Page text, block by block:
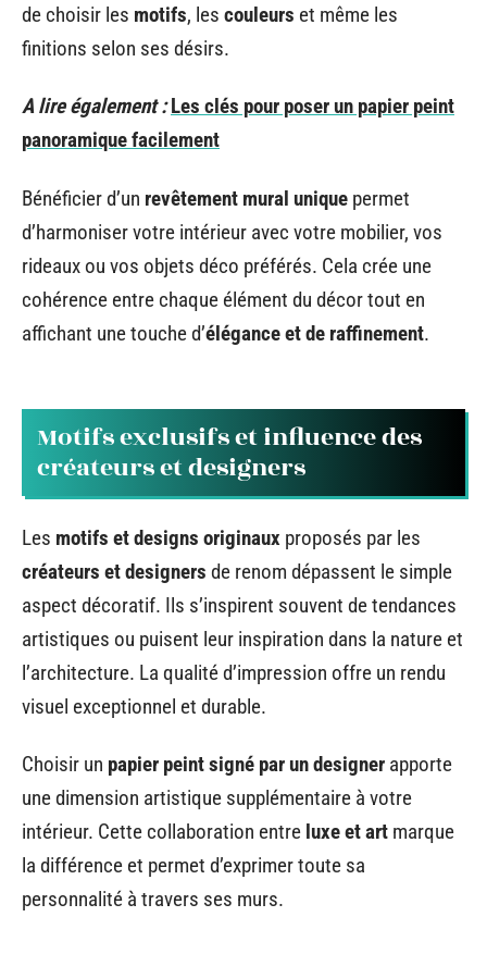
de choisir les motifs, les couleurs et même les
finitions selon ses désirs.
A lire également : Les clés pour poser un papier peint
panoramique facilement
Bénéficier d’un revêtement mural unique permet
d’harmoniser votre intérieur avec votre mobilier, vos
rideaux ou vos objets déco préférés. Cela crée une
cohérence entre chaque élément du décor tout en
affichant une touche d’élégance et de raffinement.
Motifs exclusifs et influence des
créateurs et designers
Les motifs et designs originaux proposés par les
créateurs et designers de renom dépassent le simple
aspect décoratif. Ils s’inspirent souvent de tendances
artistiques ou puisent leur inspiration dans la nature et
l’architecture. La qualité d’impression offre un rendu
visuel exceptionnel et durable.
Choisir un papier peint signé par un designer apporte
une dimension artistique supplémentaire à votre
intérieur. Cette collaboration entre luxe et art marque
la différence et permet d’exprimer toute sa
personnalité à travers ses murs.